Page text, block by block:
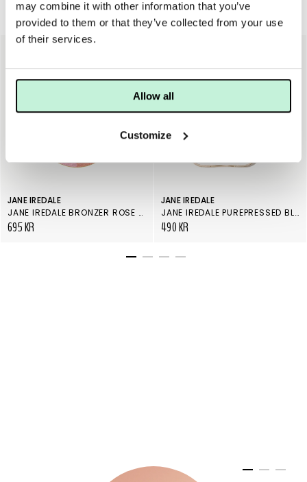
may combine it with other information that you’ve
provided to them or that they’ve collected from your use
of their services.
Allow all
Customize
Rouge & bronzer
JANE IREDALE
JANE IREDALE BRONZER ROSE DAWN, REFILL
695 KR
JANE IREDALE
JANE IREDALE PUREPRESSED BLUSH AWAKE
490 KR